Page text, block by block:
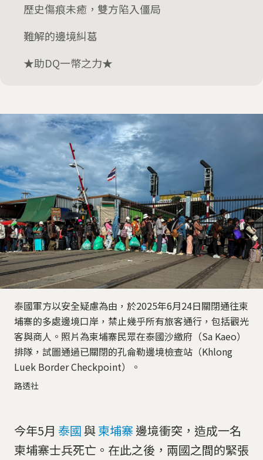
歷史傷痕未癒，雙方陷入僵局
難解的邊境糾葛
★助DQ一幣之力★
泰國軍方以安全疑慮為由，於2025年6月24日關閉通往柬
埔寨的多處邊境口岸，禁止幾乎所有旅客通行，包括觀光
客與商人。照片為柬埔寨民眾在泰國沙繳府（Sa Kaeo）
排隊，試圖通過已關閉的孔侖勒邊境檢查站（Khlong
Luek Border Checkpoint）。
路透社
今年5月 泰國與柬埔寨 邊境衝突，造成一名
柬埔寨士兵死亡。在此之後，兩國之間的緊張